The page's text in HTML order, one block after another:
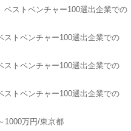
ベストベンチャー100選出企業での
ストベンチャー100選出企業での
ストベンチャー100選出企業での
ストベンチャー100選出企業での
1000万円/東京都